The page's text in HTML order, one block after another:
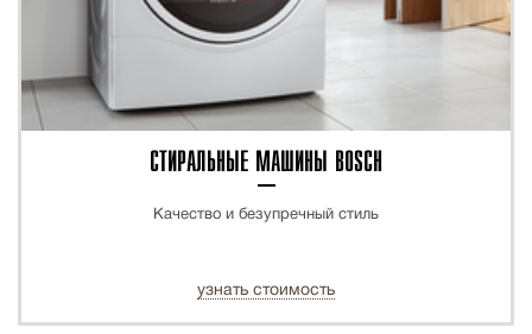
СТИРАЛЬНЫЕ МАШИНЫ BOSCH
Качество и безупречный стиль
узнать стоимость